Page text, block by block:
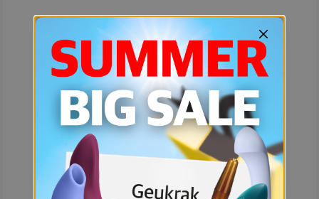
예상치 못한 에러입니다.